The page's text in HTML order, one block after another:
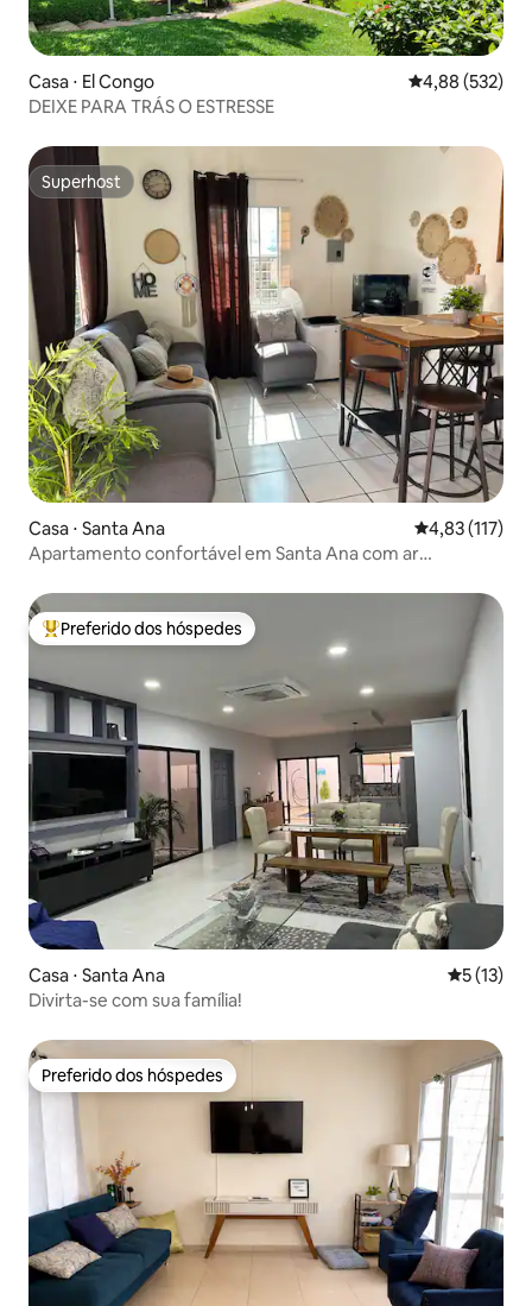
Casa ⋅ El Congo 4,88 de uma
4,88 (532)
DEIXE PARA TRÁS O ESTRESSE
Superhost
Superhost
Casa ⋅ Santa Ana 4,83 de uma
4,83 (117)
Apartamento confortável em Santa Ana com ar
Entre os melhores preferidos dos hóspedes
Preferido dos hóspedes
Casa ⋅ Santa Ana 5 de uma
5 (13)
Divirta-se com sua família!
Preferido dos hóspedes
Preferido dos hóspedes